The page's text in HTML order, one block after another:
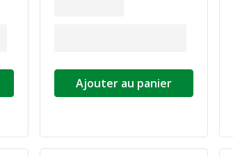
Ajouter au panier